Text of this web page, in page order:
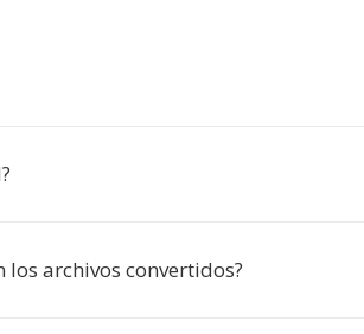
archivos convertidos?